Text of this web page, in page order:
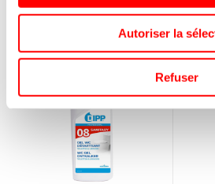
Autoriser la
Refuser